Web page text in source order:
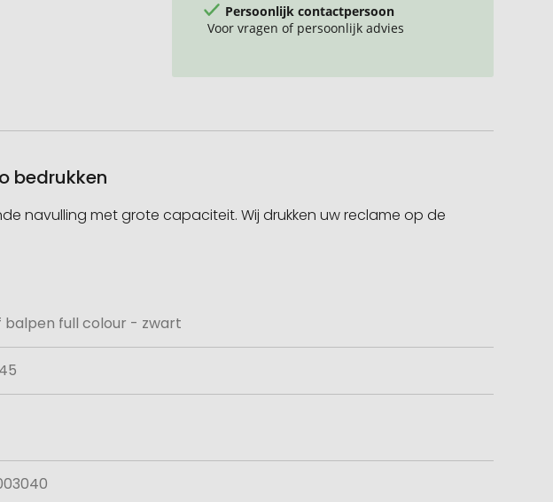
Persoonlijk contactpersoon
Voor vragen of persoonlijk advies
bedrukken
navulling met grote capaciteit. Wij drukken uw reclame op de
balpen full colour - zwart